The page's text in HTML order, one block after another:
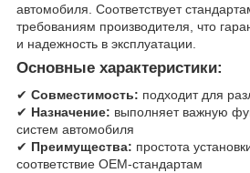
автомобиля. Соответствует
требованиям производителя, что
и надежность в эксплуатации.
Основные характеристики:
✔ Совместимость: подходит для
✔ Назначение: выполняет важную
систем автомобиля
✔ Преимущества: простота
соответствие OEM-стандартам